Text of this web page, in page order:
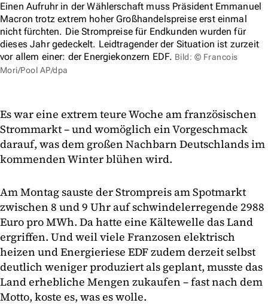
Einen Aufruhr in der Wählerschaft muss Präsident Emmanuel
Macron trotz extrem hoher Großhandelspreise erst einmal
nicht fürchten. Die Strompreise für Endkunden wurden für
dieses Jahr gedeckelt. Leidtragender der Situation ist zurzeit
vor allem einer: der Energiekonzern EDF. Bild: © Francois
Mori/Pool AP/dpa
Es war eine extrem teure Woche am französischen
Strommarkt – und womöglich ein Vorgeschmack
darauf, was dem großen Nachbarn Deutschlands im
kommenden Winter blühen wird.
Am Montag sauste der Strompreis am Spotmarkt
zwischen 8 und 9 Uhr auf schwindelerregende 2988
Euro pro MWh. Da hatte eine Kältewelle das Land
ergriffen. Und weil viele Franzosen elektrisch
heizen und Energieriese EDF zudem derzeit selbst
deutlich weniger produziert als geplant, musste das
Land erhebliche Mengen zukaufen – fast nach dem
Motto, koste es, was es wolle.